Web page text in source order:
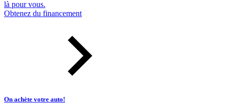
là pour vous.
Obtenez du financement
On achète votre auto!